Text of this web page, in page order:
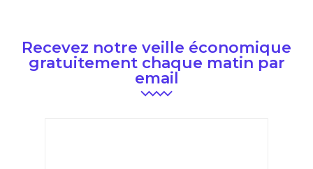
Recevez notre veille économique
gratuitement chaque matin par
email